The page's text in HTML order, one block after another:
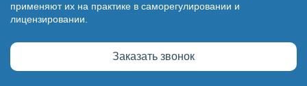
применяют их на практике в саморегулировании и
лицензировании.
Заказать звонок